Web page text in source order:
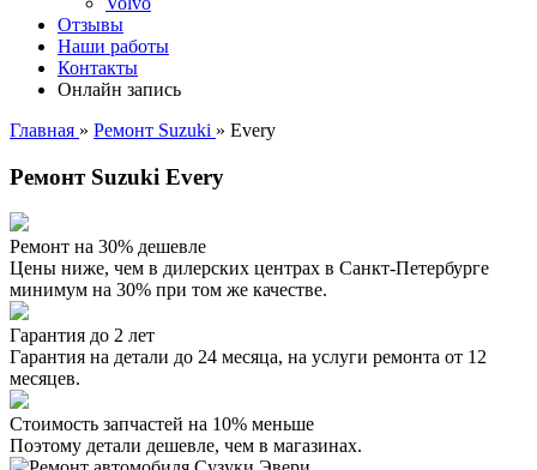
Отзывы
Наши работы
Контакты
Онлайн запись
Главная » Ремонт Suzuki » Every
Ремонт Suzuki Every
Ремонт на 30% дешевле
Цены ниже, чем в дилерских центрах в Санкт-Петербурге
минимум на 30% при том же качестве.
Гарантия до 2 лет
Гарантия на детали до 24 месяца, на услуги ремонта от 12
месяцев.
Стоимость запчастей на 10% меньше
Поэтому детали дешевле, чем в магазинах.